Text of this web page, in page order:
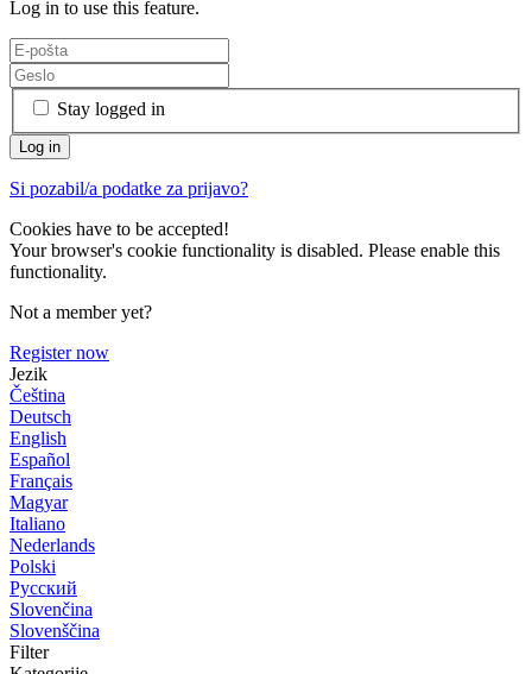
Log in to use this feature.
Stay logged in
Si pozabil/a podatke za prijavo?
Cookies have to be accepted!
Your browser's cookie functionality is disabled. Please enable this
functionality.
Not a member yet?
Register now
Jezik
Čeština
Deutsch
English
Español
Français
Magyar
Italiano
Nederlands
Polski
Русский
Slovenčina
Slovenščina
Filter